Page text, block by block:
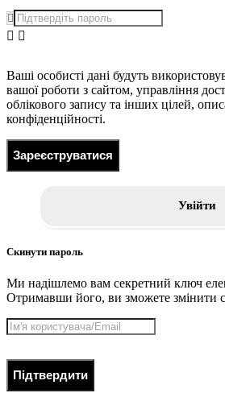
Ваші особисті дані будуть
вашої роботи з сайтом, управління
облікового запису та інших цілей,
конфіденційності.
Зареєструватися
Увійти
Скинути пароль
Ми надішлемо вам секретний ключ
Отримавши його, ви зможете змінити
Підтвердити